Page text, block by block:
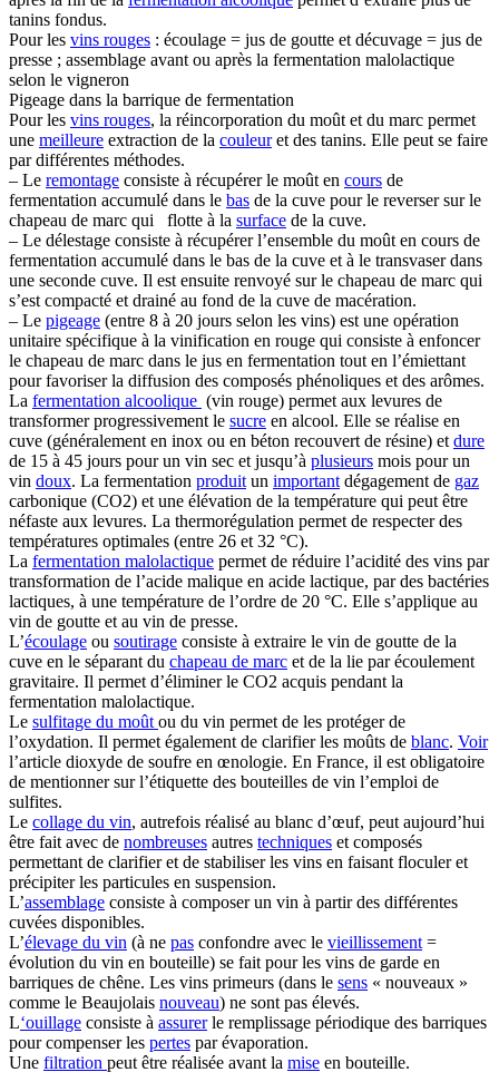
tanins fondus.
Pour les vins rouges : écoulage = jus de goutte et décuvage = jus de
presse ; assemblage avant ou après la fermentation malolactique
selon le vigneron
Pigeage dans la barrique de fermentation
Pour les vins rouges, la réincorporation du moût et du marc permet
une meilleure extraction de la couleuret des tanins. Elle peut se faire
par différentes méthodes.
– Le remontage consiste à récupérer le moût en cours de
fermentation accumulé dans le bas de la cuve pour le reverser sur le
chapeau de marc qui flotte à la surface de la cuve.
– Le délestage consiste à récupérer l’ensemble du moût en cours de
fermentation accumulé dans le bas de la cuve et à le transvaser dans
une seconde cuve. Il est ensuite renvoyé sur le chapeau de marc qui
s’est compacté et drainé au fond de la cuve de macération.
– Le pigeage (entre 8 à 20 jours selon les vins) est une opération
unitaire spécifique à la vinification en rouge qui consiste à enfoncer
le chapeau de marc dans le jus en fermentation tout en l’émiettant
pour favoriser la diffusion des composés phénoliques et des arômes.
La fermentation alcoolique (vin rouge) permet aux levures de
transformer progressivement le sucre en alcool. Elle se réalise en
cuve (généralement en inox ou en béton recouvert de résine) et dure
de 15 à 45 jours pour un vin sec et jusqu’à plusieurs mois pour un
vin doux. La fermentation produit un important dégagement de gaz
carbonique (CO2) et une élévation de la température qui peut être
néfaste aux levures. La thermorégulation permet de respecter des
températures optimales (entre 26 et 32 °C).
La fermentation malolactique permet de réduire l’acidité des vins par
transformation de l’acide malique en acide lactique, par des bactéries
lactiques, à une température de l’ordre de 20 °C. Elle s’applique au
vin de goutte et au vin de presse.
L’écoulage ou soutirage consiste à extraire le vin de goutte de la
cuve en le séparant du chapeau de marc et de la lie par écoulement
gravitaire. Il permet d’éliminer le CO2 acquis pendant la
fermentation malolactique.
Le sulfitage du moût ou du vin permet de les protéger de
l’oxydation. Il permet également de clarifier les moûts de blanc. Voir
l’article dioxyde de soufre en œnologie. En France, il est obligatoire
de mentionner sur l’étiquette des bouteilles de vin l’emploi de
sulfites.
Le collage du vin, autrefois réalisé au blanc d’œuf, peut aujourd’hui
être fait avec de nombreuses autres techniques et composés
permettant de clarifier et de stabiliser les vins en faisant floculer et
précipiter les particules en suspension.
L’assemblage consiste à composer un vin à partir des différentes
cuvées disponibles.
L’élevage du vin (à ne pas confondre avec le vieillissement =
évolution du vin en bouteille) se fait pour les vins de garde en
barriques de chêne. Les vins primeurs (dans le sens « nouveaux »
comme le Beaujolais nouveau) ne sont pas élevés.
L‘ouillage consiste à assurerle remplissage périodique des barriques
pour compenser les pertes par évaporation.
Une filtration peut être réalisée avant la mise en bouteille.